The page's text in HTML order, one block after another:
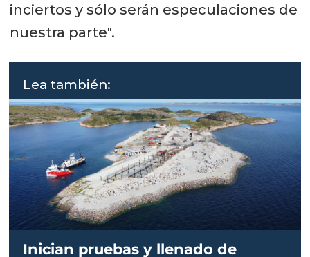
inciertos y sólo serán especulaciones de
nuestra parte".
Lea también:
Inician pruebas y llenado de